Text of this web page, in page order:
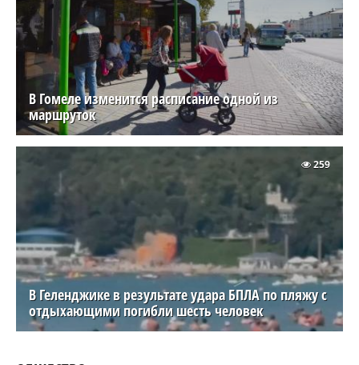
В Гомеле изменится расписание одной из
маршруток
В Геленджике в результате удара БПЛА по пляжу с
отдыхающими погибли шесть человек
259